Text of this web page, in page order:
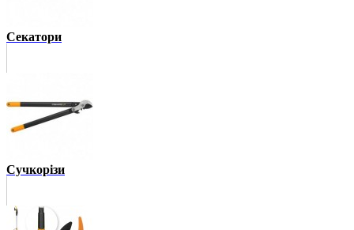
Секатори
Сучкорізи